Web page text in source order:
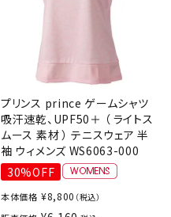
プリンス prince ゲームシャツ
吸汗速乾、UPF50＋ （ ライトス
ムース 素材 ） テニスウェア 半
袖 ウィメンズ WS6063-000
30%OFF
本体価格 ¥8,800 （税込）